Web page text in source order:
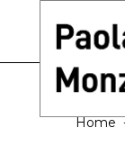
2011
Home